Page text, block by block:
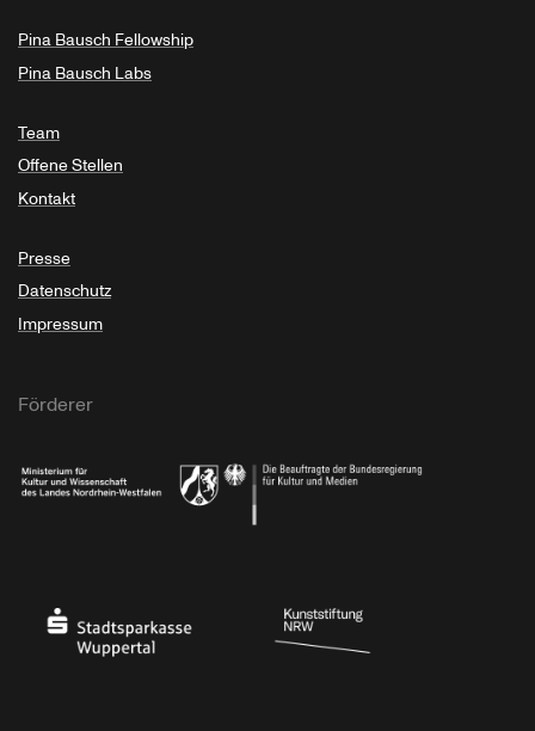
Pina Bausch Fellowship
Pina Bausch Labs
Team
Offene Stellen
Kontakt
Presse
Datenschutz
Impressum
Förderer